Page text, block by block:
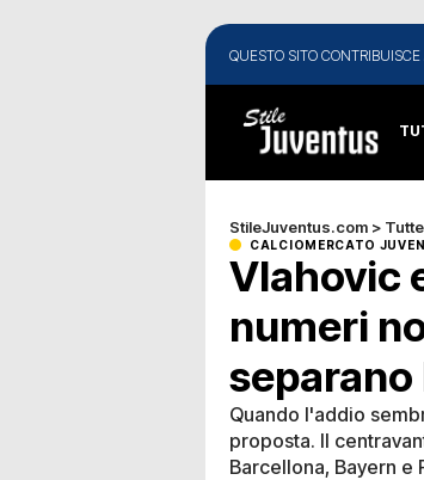
QUESTO SITO
StileJuventus.com >
CALCIOMERCATO
Vlahovic
numeri
separano
Quando l'addio
proposta. Il
Barcellona, Bayern e